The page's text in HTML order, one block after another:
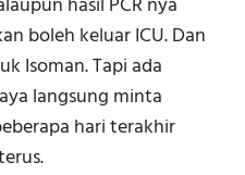
boleh keluar ICU. Dan
Isoman. Tapi ada
langsung minta
hari terakhir